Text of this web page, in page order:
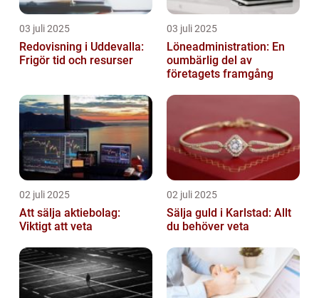
03 juli 2025
Redovisning i Uddevalla:
Frigör tid och resurser
03 juli 2025
Löneadministration: En
oumbärlig del av
företagets framgång
02 juli 2025
Att sälja aktiebolag:
Viktigt att veta
02 juli 2025
Sälja guld i Karlstad: Allt
du behöver veta